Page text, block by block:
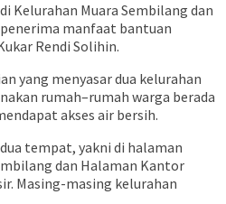
Kelurahan Muara Sembilang dan
manfaat bantuan
Rendi Solihin.
yang menyasar dua kelurahan
rumah–rumah warga berada
akses air bersih.
tempat, yakni di halaman
dan Halaman Kantor
Masing-masing kelurahan